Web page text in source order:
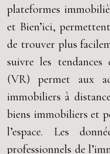
plateformes
et Bien’ici,
de trouver plus
suivre les
(VR) permet aux
immobiliers à
biens immobiliers et
l’espace. Les
professionnels de